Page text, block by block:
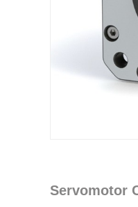
Servomotor